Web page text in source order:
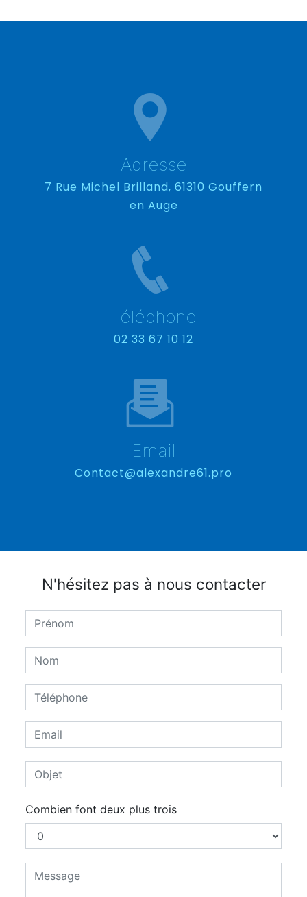
Adresse
7 Rue Michel Brilland, 61310 Gouffern
en Auge
Téléphone
02 33 67 10 12
Email
contact@alexandre61.pro
N'hésitez pas à nous contacter
Combien font deux plus trois